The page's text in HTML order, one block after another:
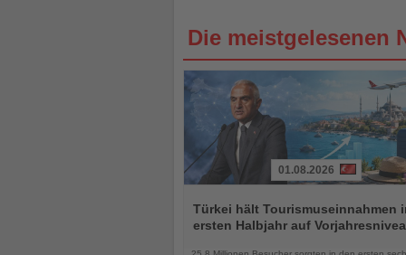
Die meistgelesenen
Sie
die
01.08.2026
Türkei hält Tourismuseinnahmen
ersten Halbjahr auf